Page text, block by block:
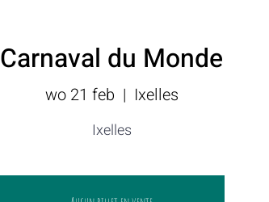
Carnaval du Monde
wo 21 feb
  |
Ixelles
Ixelles